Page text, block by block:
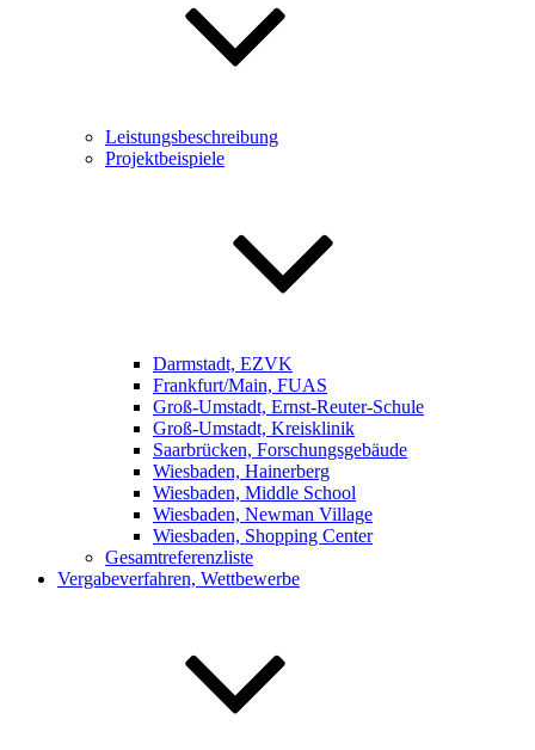
Leistungsbeschreibung
Projektbeispiele
Darmstadt, EZVK
Frankfurt/Main, FUAS
Groß-Umstadt, Ernst-Reuter-Schule
Groß-Umstadt, Kreisklinik
Saarbrücken, Forschungsgebäude
Wiesbaden, Hainerberg
Wiesbaden, Middle School
Wiesbaden, Newman Village
Wiesbaden, Shopping Center
Gesamtreferenzliste
Vergabeverfahren, Wettbewerbe